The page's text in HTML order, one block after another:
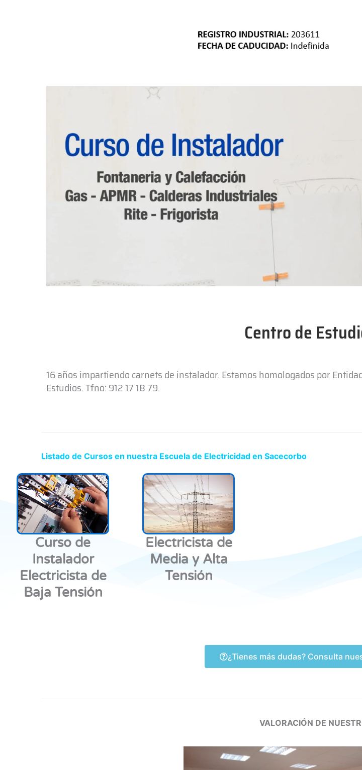
Centro de
16 años impartiendo carnets de instalador. Estamos homologados por
Estudios. Tfno: 912 17 18 79.
Listado de Cursos en nuestra Escuela de Electricidad en Sacecorbo
Curso de
Instalador
Electricista de
Baja Tensión
Electricista de
Media y Alta
Tensión
¿Tienes más dudas? Consulta
VALORACIÓN DE